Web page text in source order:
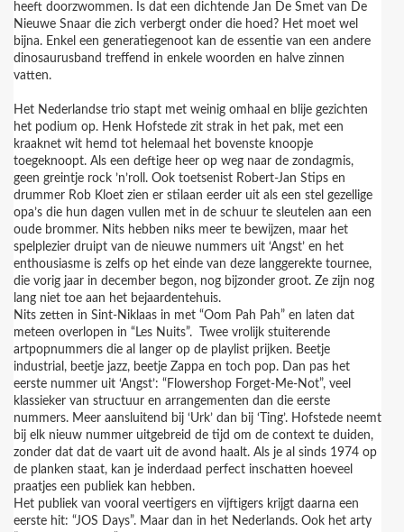
heeft doorzwommen. Is dat een dichtende Jan De Smet van De
Nieuwe Snaar die zich verbergt onder die hoed? Het moet wel
bijna. Enkel een generatiegenoot kan de essentie van een andere
dinosaurusband treffend in enkele woorden en halve zinnen
vatten.
Het Nederlandse trio stapt met weinig omhaal en blije gezichten
het podium op. Henk Hofstede zit strak in het pak, met een
kraaknet wit hemd tot helemaal het bovenste knoopje
toegeknoopt. Als een deftige heer op weg naar de zondagmis,
geen greintje rock ’n’roll. Ook toetsenist Robert-Jan Stips en
drummer Rob Kloet zien er stilaan eerder uit als een stel gezellige
opa’s die hun dagen vullen met in de schuur te sleutelen aan een
oude brommer. Nits hebben niks meer te bewijzen, maar het
spelplezier druipt van de nieuwe nummers uit ‘Angst’ en het
enthousiasme is zelfs op het einde van deze langgerekte tournee,
die vorig jaar in december begon, nog bijzonder groot. Ze zijn nog
lang niet toe aan het bejaardentehuis.
Nits zetten in Sint-Niklaas in met “Oom Pah Pah” en laten dat
meteen overlopen in “Les Nuits”. Twee vrolijk stuiterende
artpopnummers die al langer op de playlist prijken. Beetje
industrial, beetje jazz, beetje Zappa en toch pop. Dan pas het
eerste nummer uit ‘Angst’: “Flowershop Forget-Me-Not”, veel
klassieker van structuur en arrangementen dan die eerste
nummers. Meer aansluitend bij ‘Urk’ dan bij ‘Ting’. Hofstede neemt
bij elk nieuw nummer uitgebreid de tijd om de context te duiden,
zonder dat dat de vaart uit de avond haalt. Als je al sinds 1974 op
de planken staat, kan je inderdaad perfect inschatten hoeveel
praatjes een publiek kan hebben.
Het publiek van vooral veertigers en vijftigers krijgt daarna een
eerste hit: “JOS Days”. Maar dan in het Nederlands. Ook het arty